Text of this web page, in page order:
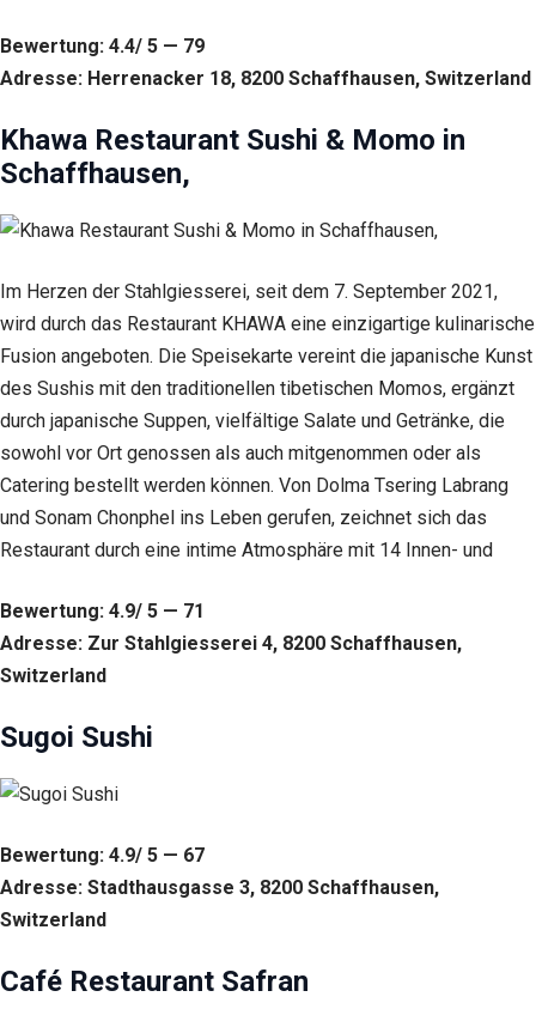
Bewertung: 4.4/ 5 — 79
Adresse: Herrenacker 18, 8200 Schaffhausen, Switzerland
Khawa Restaurant Sushi & Momo in
Schaffhausen,
Im Herzen der Stahlgiesserei, seit dem 7. September 2021,
wird durch das Restaurant KHAWA eine einzigartige kulinarische
Fusion angeboten. Die Speisekarte vereint die japanische Kunst
des Sushis mit den traditionellen tibetischen Momos, ergänzt
durch japanische Suppen, vielfältige Salate und Getränke, die
sowohl vor Ort genossen als auch mitgenommen oder als
Catering bestellt werden können. Von Dolma Tsering Labrang
und Sonam Chonphel ins Leben gerufen, zeichnet sich das
Restaurant durch eine intime Atmosphäre mit 14 Innen- und
Bewertung: 4.9/ 5 — 71
Adresse: Zur Stahlgiesserei 4, 8200 Schaffhausen,
Switzerland
Sugoi Sushi
Bewertung: 4.9/ 5 — 67
Adresse: Stadthausgasse 3, 8200 Schaffhausen,
Switzerland
Café Restaurant Safran
damit die
Website
Statistik
Cookies
können wir die
und Struktur
der Website auf
Basis der
Nutzung
verbessern.
Erfahrung
Damit unsere
Website
während
Ihres
möglich
funktioniert.
Wenn Sie
diese
ablehnen,
verschwinden
Funktionen
Website.
Marketing
Interessen und Ihr
Verhalten beim